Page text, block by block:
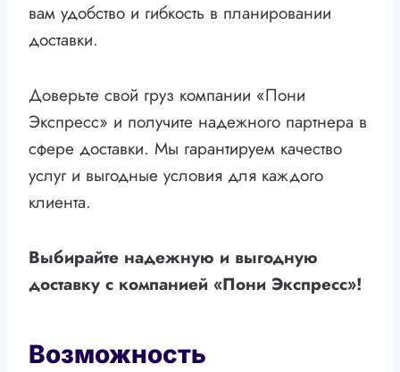
вам удобство и гибкость в планировании
доставки.
Доверьте свой груз компании «Пони
Экспресс» и получите надежного партнера в
сфере доставки. Мы гарантируем качество
услуг и выгодные условия для каждого
клиента.
Выбирайте надежную и выгодную
доставку с компанией «Пони Экспресс»!
Возможность